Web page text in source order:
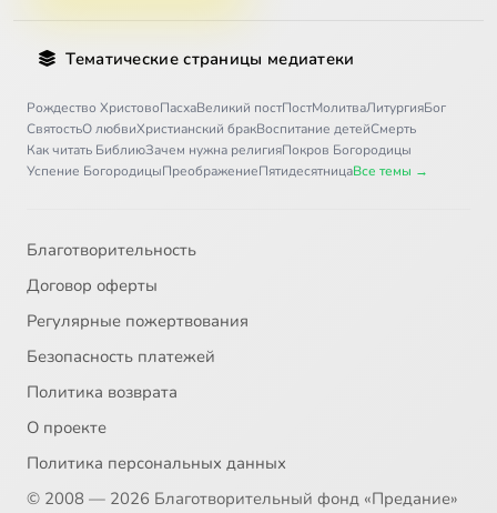
Тематические страницы медиатеки
Рождество ХристовоПасхаВеликий постПостМолитваЛитургияБог
СвятостьО любвиХристианский бракВоспитание детейСмерть
Как читать БиблиюЗачем нужна религияПокров Богородицы
Успение БогородицыПреображениеПятидесятницаВсе темы →
Благотворительность
Договор оферты
Регулярные пожертвования
Безопасность платежей
Политика возврата
О проекте
Политика персональных данных
© 2008 — 2026 Благотворительный фонд «Предание»